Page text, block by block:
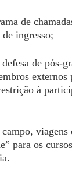
de
ingresso;
de pós-
externos
à
viagens
para os